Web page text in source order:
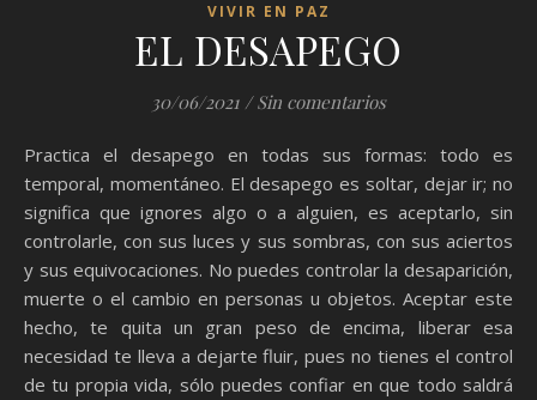
VIVIR EN PAZ
EL DESAPEGO
30/06/2021 / Sin comentarios
Practica el desapego en todas sus formas: todo es
temporal, momentáneo. El desapego es soltar, dejar ir; no
significa que ignores algo o a alguien, es aceptarlo, sin
controlarle, con sus luces y sus sombras, con sus aciertos
y sus equivocaciones. No puedes controlar la desaparición,
muerte o el cambio en personas u objetos. Aceptar este
hecho, te quita un gran peso de encima, liberar esa
necesidad te lleva a dejarte fluir, pues no tienes el control
de tu propia vida, sólo puedes confiar en que todo saldrá